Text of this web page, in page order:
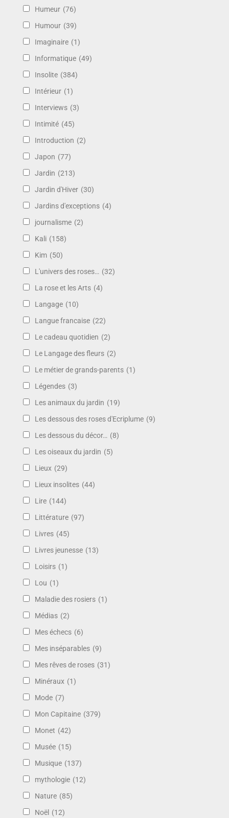
Humeur (76)
Humour (39)
Imaginaire (1)
Informatique (49)
Insolite (384)
Intérieur (1)
Interviews (3)
Intimité (45)
Introduction (2)
Japon (77)
Jardin (213)
Jardin d'Hiver (30)
Jardins d'exceptions (4)
journalisme (2)
Kali (158)
Kim (50)
L'univers des roses… (32)
La rose et les Arts (4)
Langage (10)
Langue francaise (22)
Le cadeau quotidien (2)
Le Langage des fleurs (2)
Le métier de grands-parents (1)
Légendes (3)
Les animaux du jardin (19)
Les dessous des roses d'Ecriplume (9)
Les dessous du décor… (8)
Les oiseaux du jardin (5)
Lieux (29)
Lieux insolites (44)
Lire (144)
Littérature (97)
Livres (45)
Livres jeunesse (13)
Loisirs (1)
Lou (1)
Maladie des rosiers (1)
Médias (2)
Mes échecs (6)
Mes inséparables (9)
Mes rêves de roses (31)
Minéraux (1)
Mode (7)
Mon Capitaine (379)
Monet (42)
Musée (15)
Musique (137)
mythologie (12)
Nature (85)
Noël (12)